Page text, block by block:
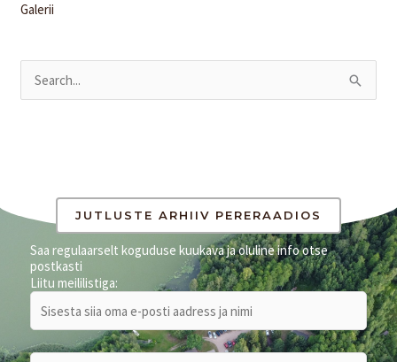
Galerii
h
JUTLUSTE ARHIIV PERERAADIOS
Saa regulaarselt koguduse kuukava ja oluline info otse
postkasti
Liitu meililistiga: